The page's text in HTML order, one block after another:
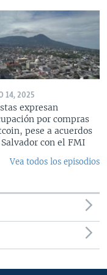
14, 2025
expresan
por compras
pese a acuerdos
con el FMI
Vea todos los episodios